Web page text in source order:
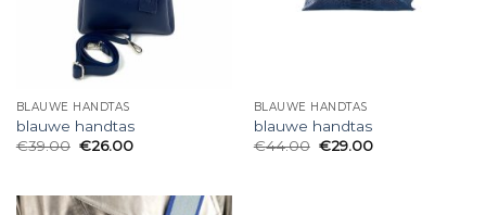
BLAUWE HANDTAS
blauwe handtas
€39.00 €26.00
BLAUWE HANDTAS
blauwe handtas
€44.00 €29.00